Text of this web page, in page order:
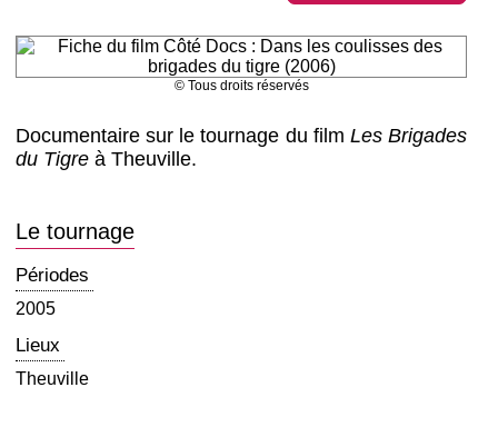
© Tous droits réservés
Documentaire sur le tournage du film Les Brigades
du Tigre à Theuville.
Le tournage
Périodes
2005
Lieux
Theuville